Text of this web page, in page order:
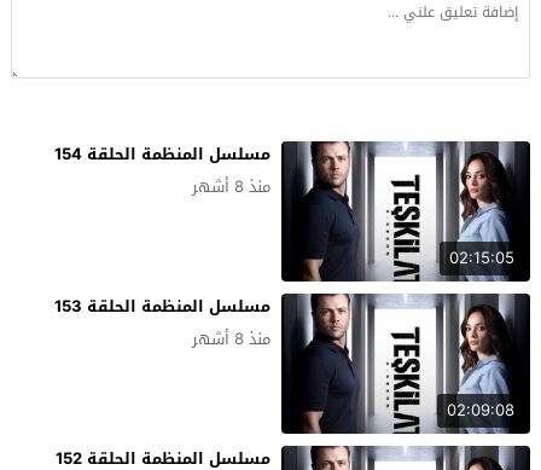
02:15:05
مسلسل المنظمة الحلقة 154
منذ 8 أشهر
02:09:08
مسلسل المنظمة الحلقة 153
منذ 8 أشهر
مسلسل المنظمة الحلقة 152